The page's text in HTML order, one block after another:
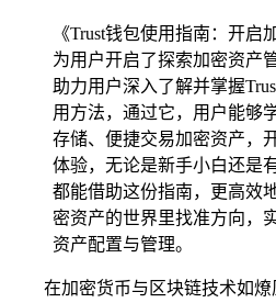
《Trust钱包使用指南：开启
为用户开启了探索加密资产
助力用户深入了解并掌握
用方法，通过它，用户能够
存储、便捷交易加密资产，
体验，无论是新手小白还是
都能借助这份指南，更高效
密资产的世界里找准方向，
资产配置与管理。
在加密货币与区块链技术如